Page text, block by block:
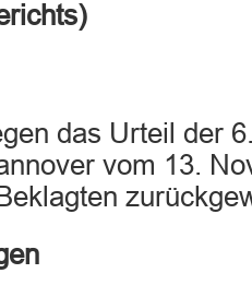
das Urteil der
vom 13.